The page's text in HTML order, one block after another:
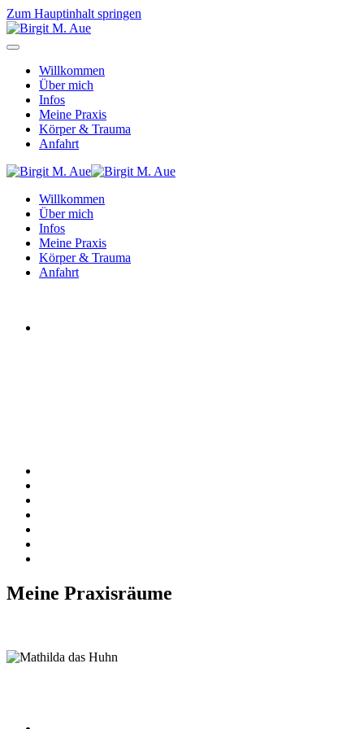
Zum Hauptinhalt springen
Willkommen
Über mich
Infos
Meine Praxis
Körper & Trauma
Anfahrt
Willkommen
Über mich
Infos
Meine Praxis
Körper & Trauma
Anfahrt
Meine Praxisräume